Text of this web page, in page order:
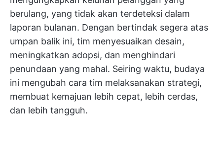
berulang, yang tidak akan terdeteksi dalam
laporan bulanan. Dengan bertindak segera atas
umpan balik ini, tim menyesuaikan desain,
meningkatkan adopsi, dan menghindari
penundaan yang mahal. Seiring waktu, budaya
ini mengubah cara tim melaksanakan strategi,
membuat kemajuan lebih cepat, lebih cerdas,
dan lebih tangguh.